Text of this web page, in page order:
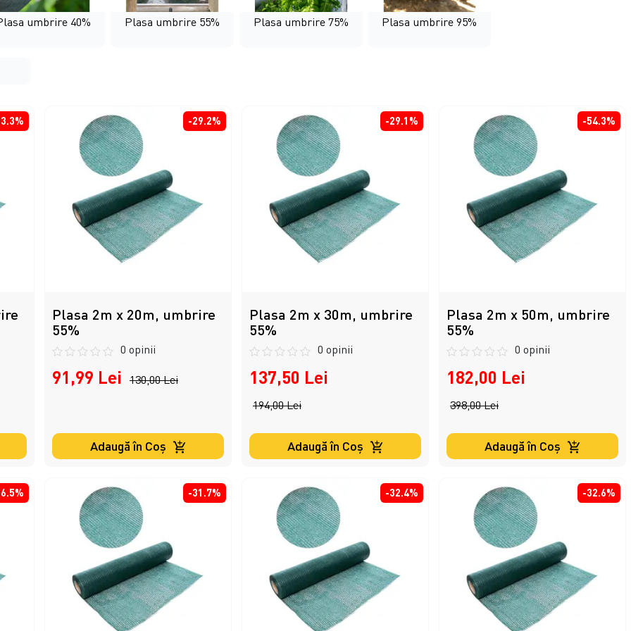
umbrire 40% Plasa umbrire 55% Plasa umbrire 75% Plasa umbrire 95%
-29.2%
Plasa 2m x 20m, umbrire
55%
0 opinii
91,99 Lei 130,00 Lei
Adaugă în Coş
-29.1%
Plasa 2m x 30m, umbrire
55%
0 opinii
137,50 Lei
194,00 Lei
Adaugă în Coş
-54.3%
Plasa 2m x 50m, umbrire
55%
0 opinii
182,00 Lei
398,00 Lei
Adaugă în Coş
-31.7% -32.4% -32.6%